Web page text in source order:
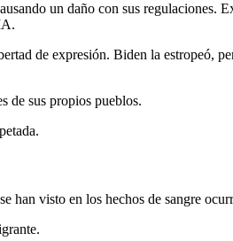
un daño con sus regulaciones.
de expresión. Biden la estropeó,
de sus propios pueblos.
han visto en los hechos de sangre